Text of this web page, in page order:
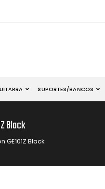
SUPORTES/BANCOS
Black
Black